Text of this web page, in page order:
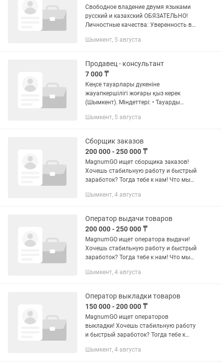
Свободное владение двумя языками
русский и казахский ОБЯЗАТЕЛЬНО!
Личностные качества: Уверенность в
стрессоустойчивость. Технические
Шымкент, 5 августа
Продавец - консультант
7 000 ₸
Кеңсе тауарлары дүкеніне
жауапкершілігі жоғары қыз керек
(Шымкент). Міндеттері: • Тауарды
ішіндегі тәртіпті сақтау • дүкенде
Шымкент, 5 августа
Сборщик заказов
200 000 - 250 000 ₸
MagnumGO ищет сборщика заказов!
Хочешь стабильную работу и быстрый
заработок? Тогда тебе к нам! Что мы
000 ₸; — График 2/2, дневные и ночные
Шымкент, 4 августа
Оператор выдачи товаров
200 000 - 250 000 ₸
MagnumGO ищет оператора выдачи!
Хочешь стабильную работу и быстрый
заработок? Тогда тебе к нам! Что мы
000 ₸; — График 2/2, дневные и ночные
Шымкент, 4 августа
Оператор выкладки товаров
150 000 - 200 000 ₸
MagnumGO ищет операторов
выкладки! Хочешь стабильную работу
и быстрый заработок? Тогда тебе к
150 000 до 200 000 ₸; — График 2/2,
Шымкент, 4 августа